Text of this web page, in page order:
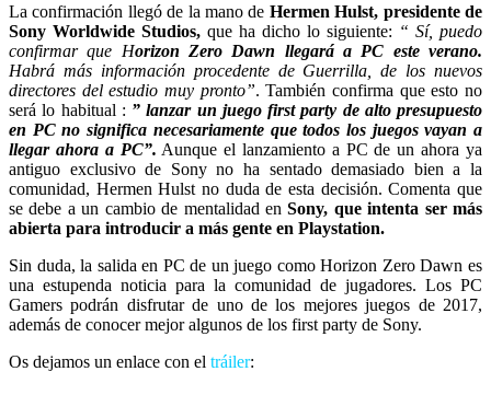
La confirmación llegó de la mano de Hermen Hulst, presidente de
Sony Worldwide Studios, que ha dicho lo siguiente: “ Sí, puedo
confirmar que Horizon Zero Dawn llegará a PC este verano.
Habrá más información procedente de Guerrilla, de los nuevos
directores del estudio muy pronto”. También confirma que esto no
será lo habitual : ” lanzar un juego first party de alto presupuesto
en PC no significa necesariamente que todos los juegos vayan a
llegar ahora a PC”. Aunque el lanzamiento a PC de un ahora ya
antiguo exclusivo de Sony no ha sentado demasiado bien a la
comunidad, Hermen Hulst no duda de esta decisión. Comenta que
se debe a un cambio de mentalidad enSony, que intenta ser más
abierta para introducir a más gente en Playstation.
Sin duda, la salida en PC de un juego como Horizon Zero Dawn es
una estupenda noticia para la comunidad de jugadores. Los PC
Gamers podrán disfrutar de uno de los mejores juegos de 2017,
además de conocer mejor algunos de los first party de Sony.
Os dejamos un enlace con el tráiler: